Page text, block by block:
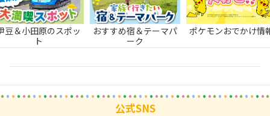
豆＆小田原のスポッ
ト
おすすめ宿＆テーマパ
ーク
ポケモンおでかけ情
公式SNS